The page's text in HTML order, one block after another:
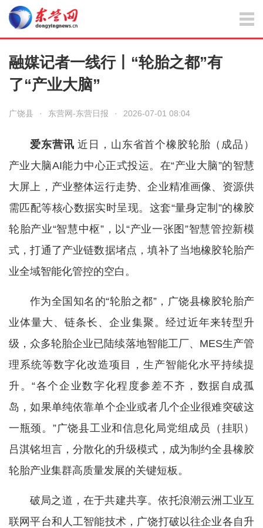
融媒记者一线行丨“轮胎之都”有
了“产业大脑”
广饶县 · 东营网-东营日报 · 2026-07-01 08:04
爱东营讯 近日，山东省首个橡胶轮胎（成品）
产业大脑AI能力中心正式投运。在“产业大脑”的智慧
大屏上，产业整体运行走势、企业精准画像、资源供
需匹配等核心数据实时呈现。这套“量身定制”的橡胶
轮胎产业“智慧中枢”，以“产业一张图”智慧管控新模
式，打通了产业链数据堵点，填补了当地橡胶轮胎产
业全域智能化管控的空白。
作为全国知名的“轮胎之都”，广饶县橡胶轮胎产
业体量大、链条长、企业集聚。经过近年来转型升
级，众多轮胎企业已陆续落地智能工厂、MES生产管
理系统等数字化改造项目，生产智能化水平持续提
升。“各个企业数字化程度参差不齐，数据自成孤
岛，如果单纯依靠单个企业或者几个企业很难突破这
一瓶颈。”广饶县工业和信息化局党组成员（挂职）
吕淇铭坦言，分散化的升级模式，成为制约全县橡胶
轮胎产业集群高质量发展的关键短板。
破局之道，在于共建共享。依托浪潮云洲工业互
联网平台和人工智能技术，广饶打破以往企业各自升